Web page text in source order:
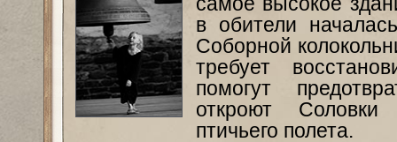
в обители
Соборной
требует
помогут
откроют
птичьего полета.